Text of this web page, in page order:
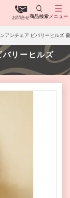
お問合せ商品検索 メニュー
アンチェア ビバリーヒルズ
バリーヒルズ